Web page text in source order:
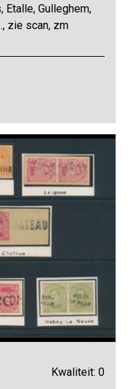
Gulleghem,
zie scan, zm
Kwaliteit: 0